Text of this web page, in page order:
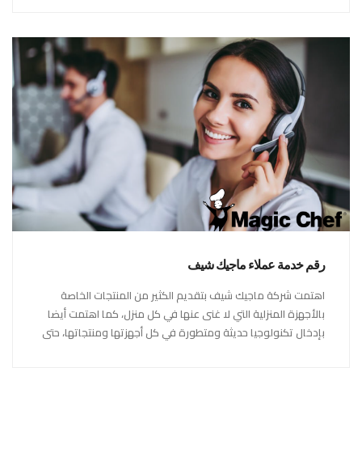
رقم خدمة عملاء ماجيك شيف
اهتمت شركة ماجيك شيف بتقديم الكثير من المنتجات الخاصة
بالأجهزة المنزلية التي لا غنى عنها في كل منزل، كما اهتمت أيضا
بإدخال تكنولوجيا حديثة ومتطورة في كل أجهزتها ومنتجاتها، حتى